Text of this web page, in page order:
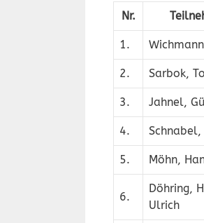
Nr.
1.
2. Sarbok,
3. Jahnel,
4.
5. Möhn,
6.
Döhring,
Ulrich